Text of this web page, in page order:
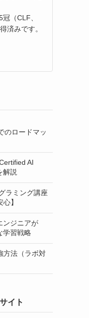
（CLF、
済みです。
のロードマッ
AI
解説
ラミング講座
】
ンジニアが
学習戦略
方法（ラボ対
イト